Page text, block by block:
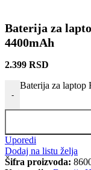
Baterija za
4400mAh
2.399 RSD
-
Baterija za laptop
Uporedi
Dodaj na listu želja
Šifra proizvoda: